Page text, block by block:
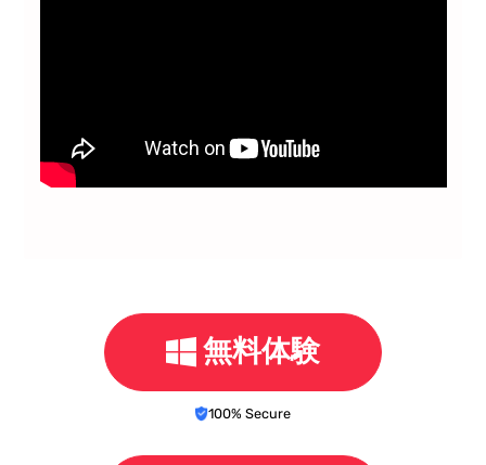
無料体験
100% Secure